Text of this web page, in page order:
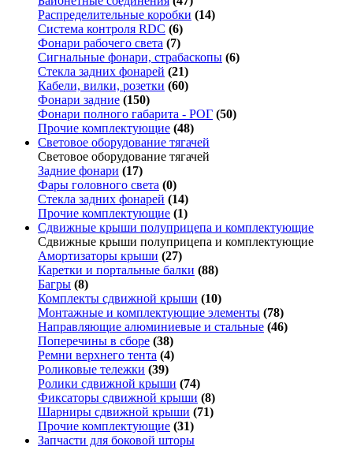
Распределительные коробки (14)
Система контроля RDC (6)
Фонари рабочего света (7)
Сигнальные фонари, страбаскопы (6)
Стекла задних фонарей (21)
Кабели, вилки, розетки (60)
Фонари задние (150)
Фонари полного габарита - РОГ (50)
Прочие комплектующие (48)
Световое оборудование тягачей
Световое оборудование тягачей
Задние фонари (17)
Фары головного света (0)
Стекла задних фонарей (14)
Прочие комплектующие (1)
Сдвижные крыши полуприцепа и комплектующие
Сдвижные крыши полуприцепа и комплектующие
Амортизаторы крыши (27)
Каретки и портальные балки (88)
Багры (8)
Комплекты сдвижной крыши (10)
Монтажные и комплектующие элементы (78)
Направляющие алюминиевые и стальные (46)
Поперечины в сборе (38)
Ремни верхнего тента (4)
Роликовые тележки (39)
Ролики сдвижной крыши (74)
Фиксаторы сдвижной крыши (8)
Шарниры сдвижной крыши (71)
Прочие комплектующие (31)
Запчасти для боковой шторы